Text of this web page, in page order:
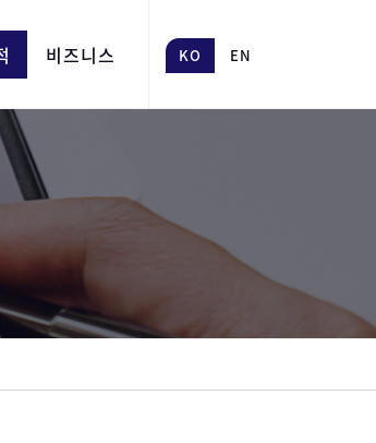
비즈니스 KO EN